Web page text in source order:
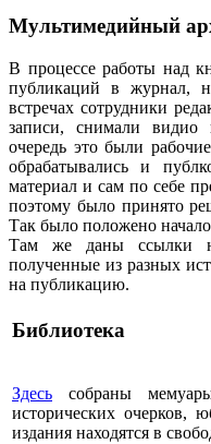
Мультимедийный
В процессе работы над
публикаций в журнал,
встречах сотрудники
записи, снимали
очередь это были
обрабатывались и
материал и сам по себе
поэтому было принято
Так было положено
Там же даны ссылки
полученные из разных
на публикацию.
Библиотека
Здесь собраны
исторических очерков,
издания находятся в